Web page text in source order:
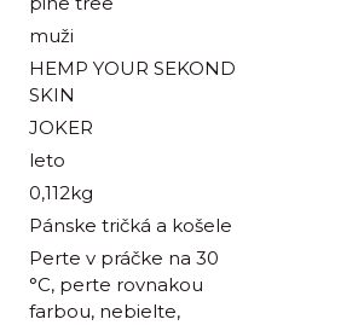
muži
HEMP YOUR SEKOND
SKIN
JOKER
leto
0,112kg
Pánske tričká a košele
Perte v práčke na 30
°C, perte rovnakou
farbou, nebielte,